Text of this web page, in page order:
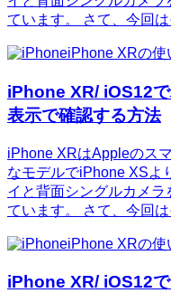
ています。 さて、今回
iPhone XRの使
iPhone XR/ iOS12
表示で確認する方法
iPhone XRはAppleのス
なモデルでiPhone XSよ
イと背面シングルカメ
ています。 さて、今回
iPhone XRの使
iPhone XR/ iOS12